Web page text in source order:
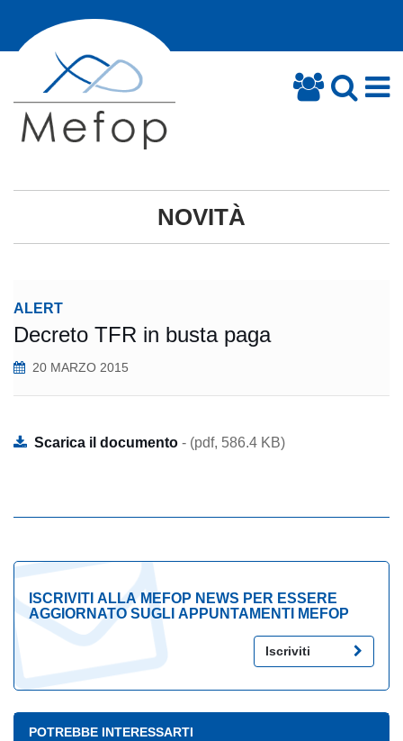
NOVITÀ
ALERT
Decreto TFR in busta paga
20 MARZO 2015
Scarica il documento - (pdf, 586.4 KB)
ISCRIVITI ALLA MEFOP NEWS PER ESSERE
AGGIORNATO SUGLI APPUNTAMENTI MEFOP
Iscriviti
POTREBBE INTERESSARTI